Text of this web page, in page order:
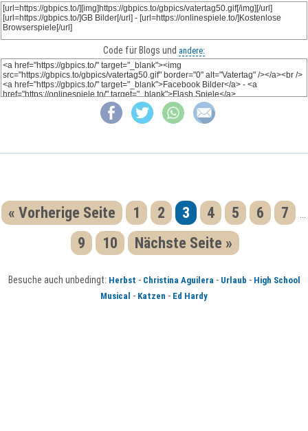
Code für Blogs und andere:
« Vorherige Seite 1 2 3 4 5 6 7 ...
9 10 Nächste Seite »
Besuche auch unbedingt: Herbst - Christina Aguilera- Urlaub - High School
Musical - Katzen - Ed Hardy